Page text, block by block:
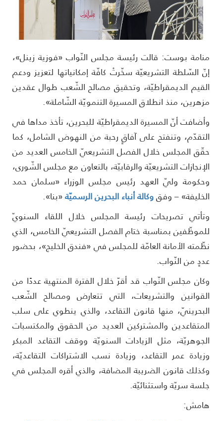
بوست: قالت رئيسة مجلس النّواب «فوزية زينل»،
السّلطة التشريعيّة سخّرتْ كافّة إمكانياتها لتعزيز ودعم
الديمقراطيّة، وتحقيق مصالح الشّعب طوال عقدين
منذ انطلاق المسيرة التنمويّة الشّاملة».
أنّ المسيرة الديمقراطيّة للبحرين، تأخذ مداها في
وتنفتح على آفاقٍ رحبة من النهوض الشامل، كما
المجلس خلال الفصل التشريعيّ الخامس العديد من
التشريعيّة والرقابيّة، بالتعاون مع مجلس الشّورى،
وليّ العهد رئيس مجلس الوزراء «سلمان حمد
– وفقوكالة أنباء البحرين الرسميّة«بنا».
تصريحات رئيسة المجلس خلال اللقاء السنويّ
بمناسبة ختام الفصل التشريعيّ الخامس، الذي
الأمانة العامّة للمجلس في «فندق الخليج»، بحضور
من النّواب.
مجلس النّواب قد أقرّ خلال الفترة المنتهية عددًا من
والتشريعات، التي تتعارض ومصالح الشّعب
منها قانون التقاعد، والذي ينطوي على سلب
والمشتركين العديد من الحقوق والمكتسبات
مثل الزيادات السنويّة ووقف التقاعد المبكر
عمر التقاعد، وزيادة نسب الاشتراكات التقاعديّة،
قانون الضريبة المضافة، والذي أقره المجلس في
سريّة واستثنائيّة.